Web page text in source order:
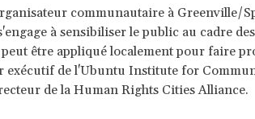
communautaire à Greenville/
à sensibiliser le public au cadre
être appliqué localement pour faire
exécutif de l'Ubuntu Institute for
de la Human Rights Cities Alliance.